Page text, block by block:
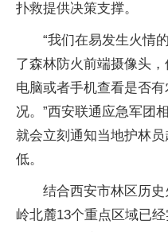
扑救提供决策支撑。
“我们在易发生火情
了森林防火前端摄像头
电脑或者手机查看是否
况。”西安联通应急军团
就会立刻通知当地护林
低。
结合西安市林区历
岭北麓13个重点区域已